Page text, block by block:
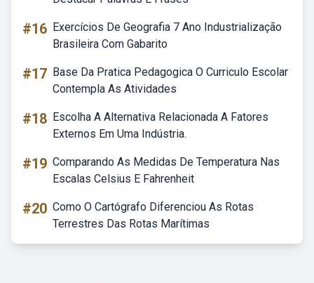
#16 Exercícios De Geografia 7 Ano Industrialização
Brasileira Com Gabarito
#17 Base Da Pratica Pedagogica O Curriculo Escolar
Contempla As Atividades
#18 Escolha A Alternativa Relacionada A Fatores
Externos Em Uma Indústria.
#19 Comparando As Medidas De Temperatura Nas
Escalas Celsius E Fahrenheit
#20 Como O Cartógrafo Diferenciou As Rotas
Terrestres Das Rotas Marítimas